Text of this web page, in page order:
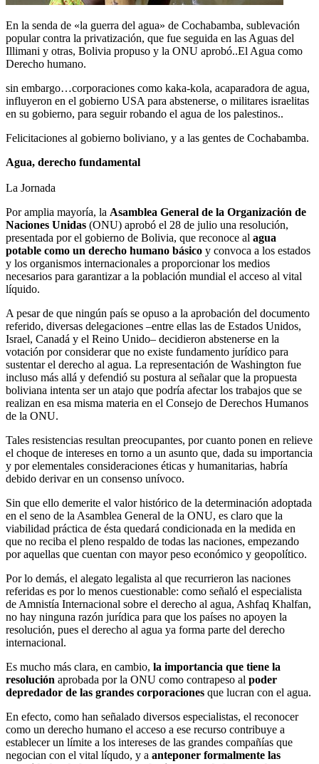
En la senda de «la guerra del agua» de Cochabamba, sublevación
popular contra la privatización, que fue seguida en las Aguas del
Illimani y otras, Bolivia propuso y la ONU aprobó..El Agua como
Derecho humano.
sin embargo…corporaciones como kaka-kola, acaparadora de agua,
influyeron en el gobierno USA para abstenerse, o militares israelitas
en su gobierno, para seguir robando el agua de los palestinos..
Felicitaciones al gobierno boliviano, y a las gentes de Cochabamba.
Agua, derecho fundamental
La Jornada
Por amplia mayoría, la Asamblea General de la Organización de
Naciones Unidas (ONU) aprobó el 28 de julio una resolución,
presentada por el gobierno de Bolivia, que reconoce al agua
potable como un derecho humano básico y convoca a los estados
y los organismos internacionales a proporcionar los medios
necesarios para garantizar a la población mundial el acceso al vital
líquido.
A pesar de que ningún país se opuso a la aprobación del documento
referido, diversas delegaciones –entre ellas las de Estados Unidos,
Israel, Canadá y el Reino Unido– decidieron abstenerse en la
votación por considerar que no existe fundamento jurídico para
sustentar el derecho al agua. La representación de Washington fue
incluso más allá y defendió su postura al señalar que la propuesta
boliviana intenta ser un atajo que podría afectar los trabajos que se
realizan en esa misma materia en el Consejo de Derechos Humanos
de la ONU.
Tales resistencias resultan preocupantes, por cuanto ponen en relieve
el choque de intereses en torno a un asunto que, dada su importancia
y por elementales consideraciones éticas y humanitarias, habría
debido derivar en un consenso unívoco.
Sin que ello demerite el valor histórico de la determinación adoptada
en el seno de la Asamblea General de la ONU, es claro que la
viabilidad práctica de ésta quedará condicionada en la medida en
que no reciba el pleno respaldo de todas las naciones, empezando
por aquellas que cuentan con mayor peso económico y geopolítico.
Por lo demás, el alegato legalista al que recurrieron las naciones
referidas es por lo menos cuestionable: como señaló el especialista
de Amnistía Internacional sobre el derecho al agua, Ashfaq Khalfan,
no hay ninguna razón jurídica para que los países no apoyen la
resolución, pues el derecho al agua ya forma parte del derecho
internacional.
Es mucho más clara, en cambio, la importancia que tiene la
resolución aprobada por la ONU como contrapeso al poder
depredador de las grandes corporaciones que lucran con el agua.
En efecto, como han señalado diversos especialistas, el reconocer
como un derecho humano el acceso a ese recurso contribuye a
establecer un límite a los intereses de las grandes compañías que
negocian con el vital líqudo, y a anteponer formalmente las